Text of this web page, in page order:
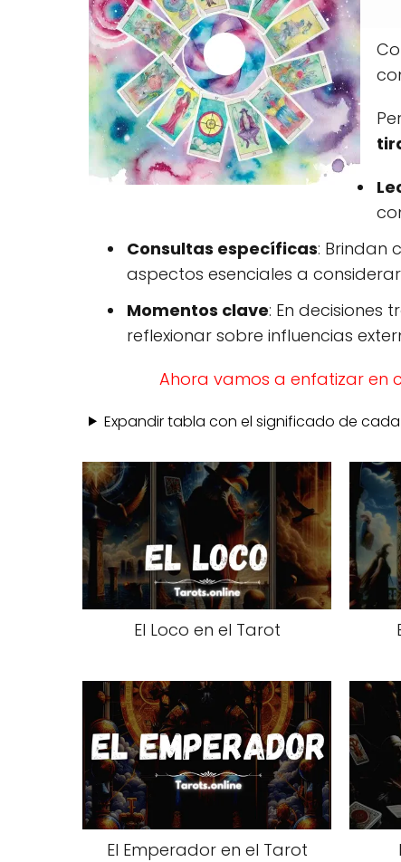
Consultas específicas: Brindan
aspectos esenciales a
Momentos clave: En decisiones
reflexionar sobre influencias
Ahora vamos a enfatizar en
Expandir tabla con el significado de
El Loco en el Tarot
El Emperador en el Tarot